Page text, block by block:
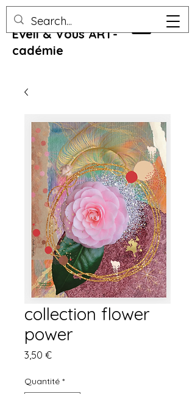
Eveil & Vous ART-
cadémie
collection flower
power
3,50 €Prix
Quantité *